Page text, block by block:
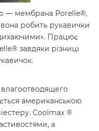
— мембрана Porelle®,
робить рукавички
Працює
завдяки різниці
американською
Coolmax ®
а